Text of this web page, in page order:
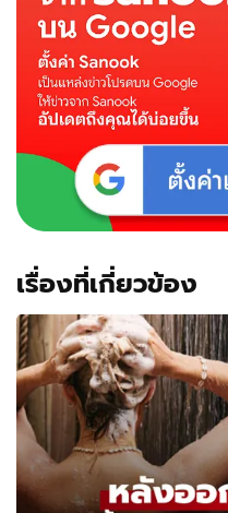
เรื่องที่เกี่ยวข้อง